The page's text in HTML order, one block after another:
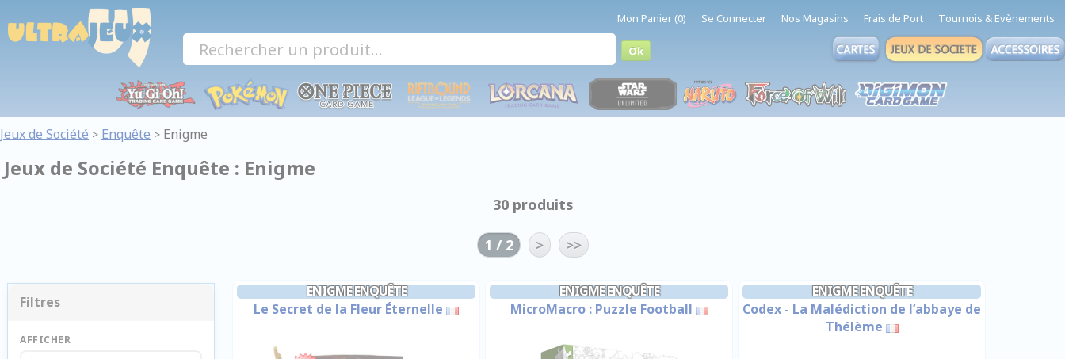
Mon Panier (0) Se Connecter Nos Magasins Frais de Port Tournois & Evènements
Jeux de Société > Enquête > Enigme
Jeux de Société Enquête : Enigme
30 produits
1 / 2 > >>
Filtres
AFFICHER
ENIGME ENQUÊTE
Le Secret de la Fleur Éternelle
ENIGME ENQUÊTE
MicroMacro : Puzzle Football
ENIGME ENQUÊTE
Codex - La Malédiction de l’abbaye de
Thélème
Panneau de gestion des cookies